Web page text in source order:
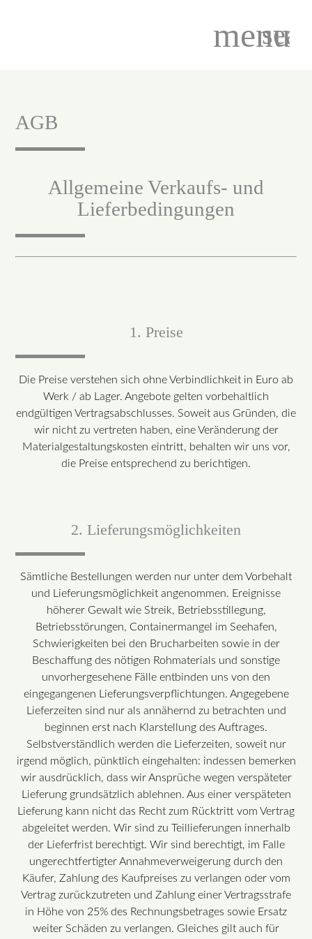
menu
AGB
Allgemeine Verkaufs- und
Lieferbedingungen
1. Preise
Die Preise verstehen sich ohne Verbindlichkeit in Euro ab
Werk / ab Lager. Angebote gelten vorbehaltlich
endgültigen Vertragsabschlusses. Soweit aus Gründen, die
wir nicht zu vertreten haben, eine Veränderung der
Materialgestaltungskosten eintritt, behalten wir uns vor,
die Preise entsprechend zu berichtigen.
2. Lieferungsmöglichkeiten
Sämtliche Bestellungen werden nur unter dem Vorbehalt
und Lieferungsmöglichkeit angenommen. Ereignisse
höherer Gewalt wie Streik, Betriebsstillegung,
Betriebsstörungen, Containermangel im Seehafen,
Schwierigkeiten bei den Brucharbeiten sowie in der
Beschaffung des nötigen Rohmaterials und sonstige
unvorhergesehene Fälle entbinden uns von den
eingegangenen Lieferungsverpflichtungen. Angegebene
Lieferzeiten sind nur als annähernd zu betrachten und
beginnen erst nach Klarstellung des Auftrages.
Selbstverständlich werden die Lieferzeiten, soweit nur
irgend möglich, pünktlich eingehalten: indessen bemerken
wir ausdrücklich, dass wir Ansprüche wegen verspäteter
Lieferung grundsätzlich ablehnen. Aus einer verspäteten
Lieferung kann nicht das Recht zum Rücktritt vom Vertrag
abgeleitet werden. Wir sind zu Teillieferungen innerhalb
der Lieferfrist berechtigt. Wir sind berechtigt, im Falle
ungerechtfertigter Annahmeverweigerung durch den
Käufer, Zahlung des Kaufpreises zu verlangen oder vom
Vertrag zurückzutreten und Zahlung einer Vertragsstrafe
in Höhe von 25% des Rechnungsbetrages sowie Ersatz
weiter Schäden zu verlangen. Gleiches gilt auch für